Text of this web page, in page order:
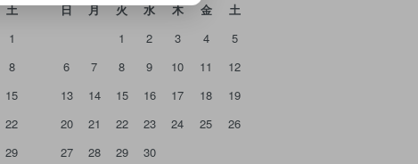
土
1
8
15
22
29
日 月 火 水 木 金
土
1
2 3 4
5
6
7 8 9 10 11
12
13
14 15 16 17 18
19
20
21 22 23 24 25
26
27
28 29 30